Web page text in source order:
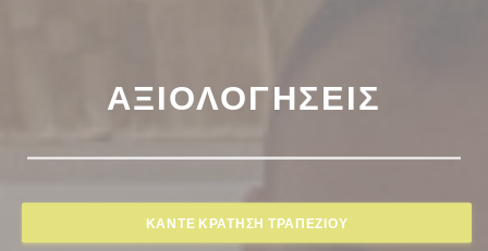
ΑΞΙΟΛΟΓΉΣΕΙΣ
ΚΆΝΤΕ ΚΡΆΤΗΣΗ ΤΡΑΠΕΖΙΟΎ